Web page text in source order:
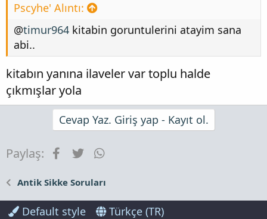
Pscyhe' Alıntı:
@timur964 kitabin goruntulerini atayim sana
abi..
kitabın yanına ilaveler var toplu halde
çıkmışlar yola
Cevap Yaz. Giriş yap - Kayıt ol.
Paylaş: Facebook
Twitter
Antik Sikke Soruları
Default style Türkçe (TR)